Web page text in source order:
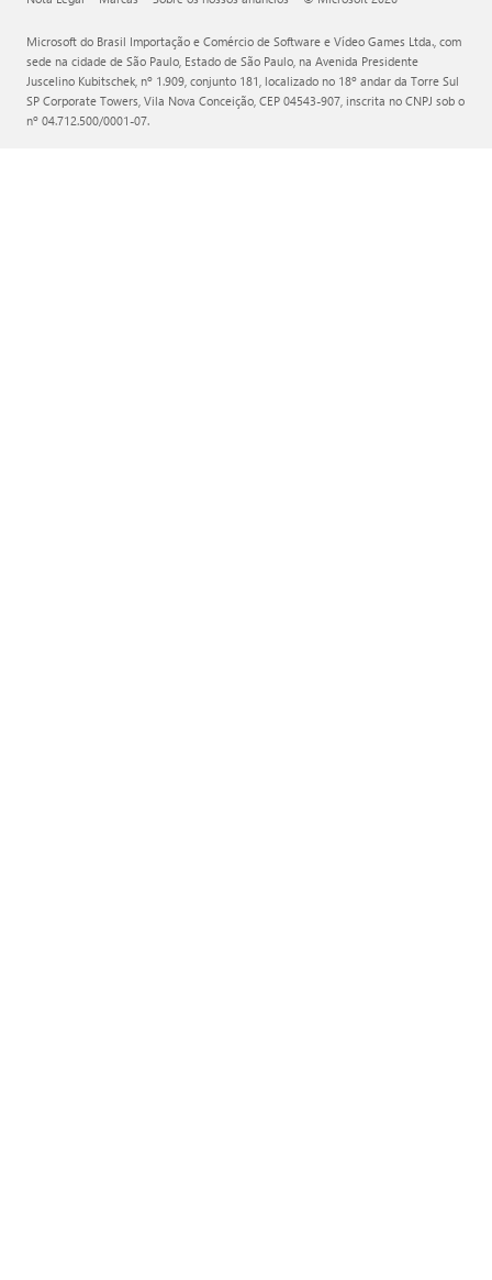
Microsoft do Brasil Importação e Comércio de Software e Vídeo Games Ltda., com
sede na cidade de São Paulo, Estado de São Paulo, na Avenida Presidente
Juscelino Kubitschek, nº 1.909, conjunto 181, localizado no 18º andar da Torre Sul
SP Corporate Towers, Vila Nova Conceição, CEP 04543-907, inscrita no CNPJ sob o
nº 04.712.500/0001-07.